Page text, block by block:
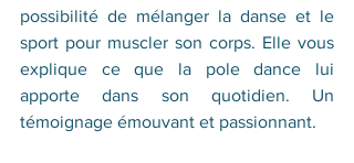
possibilité de mélanger la danse et le
sport pour muscler son corps. Elle vous
explique ce que la pole dance lui
apporte dans son quotidien. Un
témoignage émouvant et passionnant.